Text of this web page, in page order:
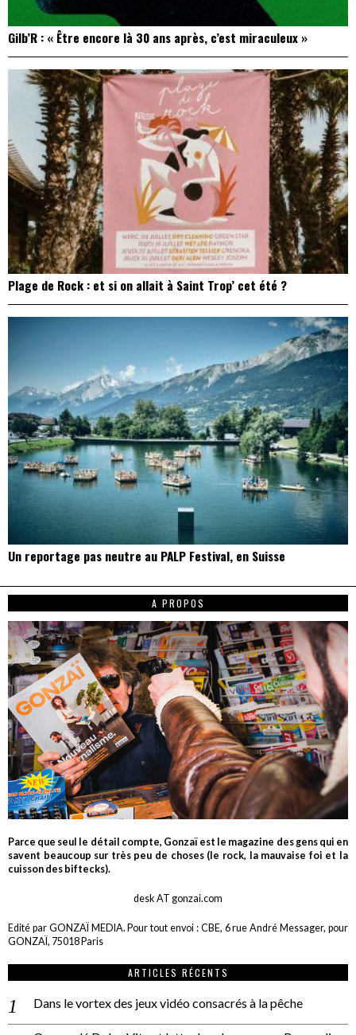
Gilb’R : « Être encore là 30 ans après, c’est miraculeux »
Plage de Rock : et si on allait à Saint Trop’ cet été ?
Un reportage pas neutre au PALP Festival, en Suisse
A PROPOS
Parce que seul le détail compte, Gonzaï est le magazine des gens qui en
savent beaucoup sur très peu de choses (le rock, la mauvaise foi et la
cuisson des biftecks).
desk AT gonzai.com
Edité par GONZAÏ MEDIA. Pour tout envoi : CBE, 6 rue André Messager, pour
GONZAÏ, 75018 Paris
ARTICLES RÉCENTS
Dans le vortex des jeux vidéo consacrés à la pêche